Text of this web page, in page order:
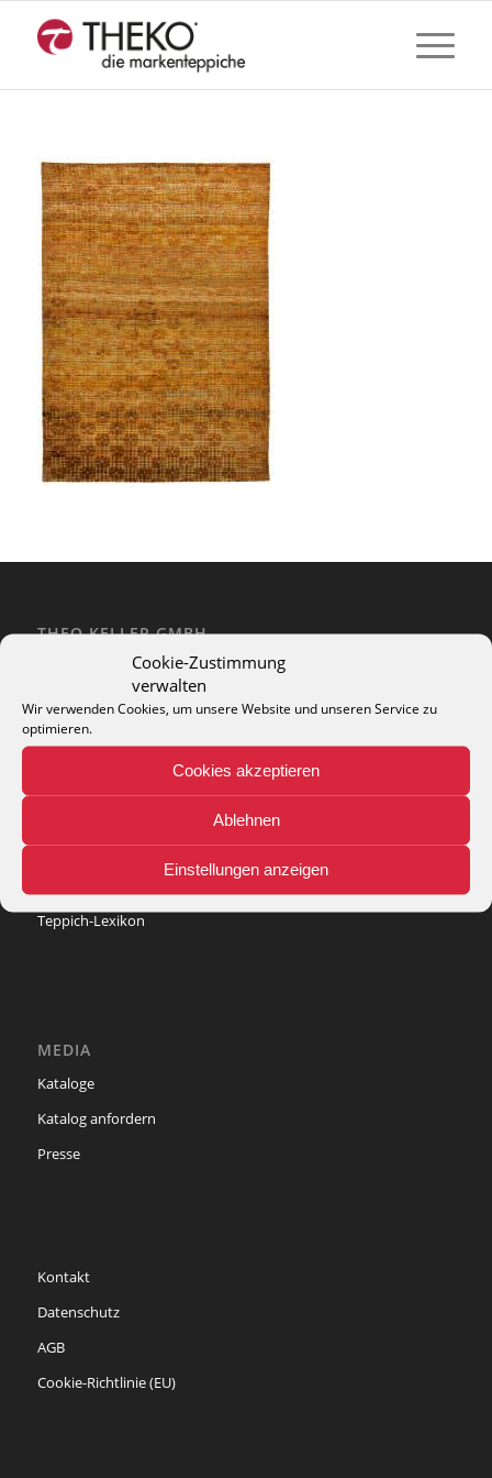
Cookie-Zustimmung
verwalten
Wir verwenden Cookies, um unsere Website und unseren Service zu
optimieren.
Cookies akzeptieren
Ablehnen
Einstellungen anzeigen
THEO KELLER GMBH
Lohackerstr. 30
44867 Bochum
phone: + 49 (2327) 3083 - 20
e-mail:info@theko-collection.com
INFO
Teppich-Lexikon
MEDIA
Kataloge
Katalog anfordern
Presse
Kontakt
Datenschutz
AGB
Cookie-Richtlinie (EU)